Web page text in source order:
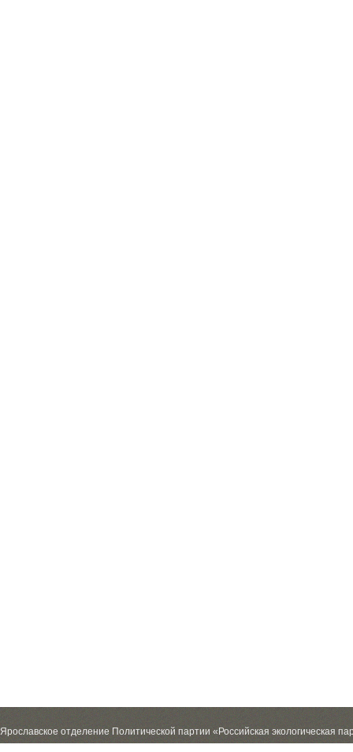
Ярославское отделение Политической партии «Российская экологическая